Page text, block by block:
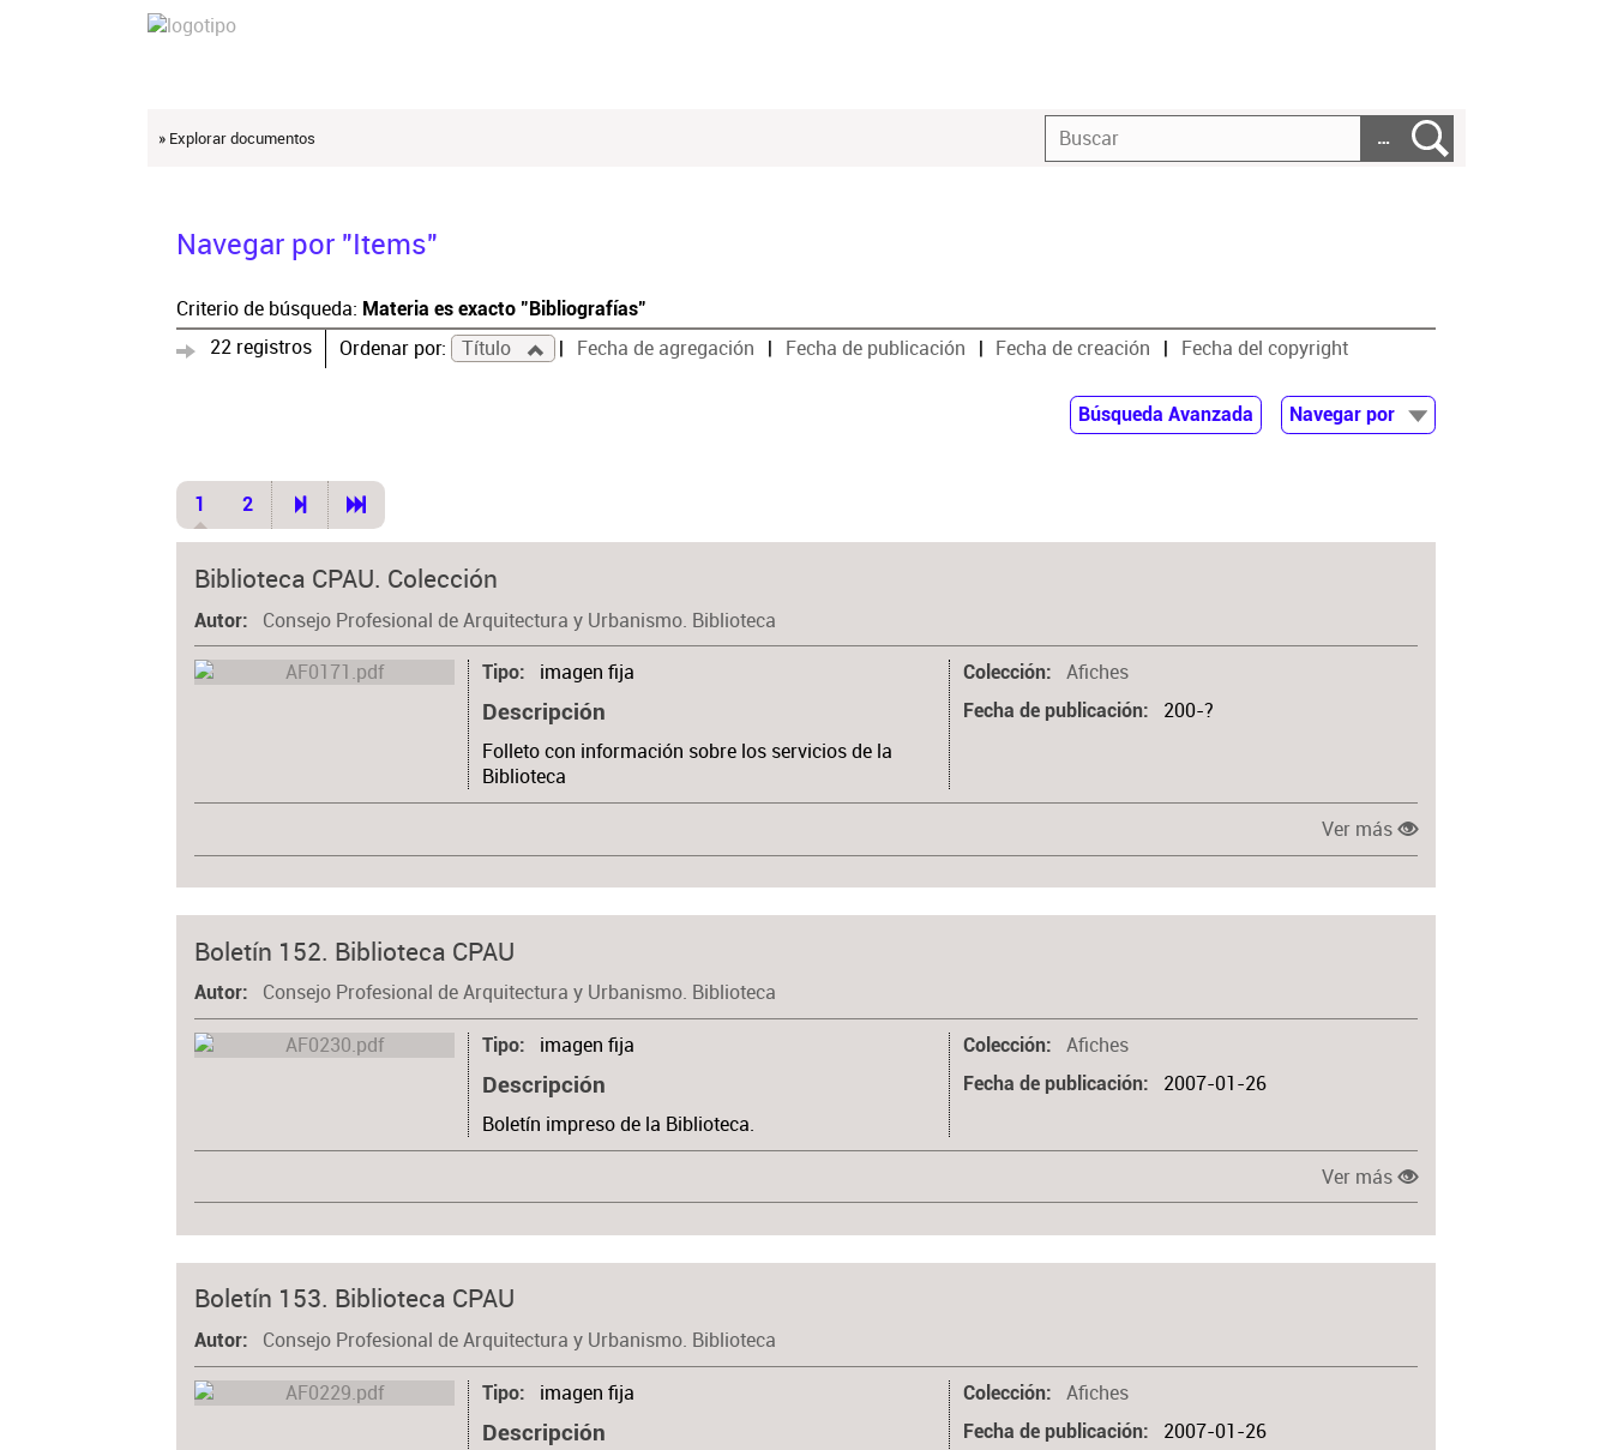
» Explorar documentos …
Navegar por "Items"
Criterio de búsqueda: Materia es exacto "Bibliografías"
22 registros Ordenar por: Título Fecha de agregación Fecha de publicación Fecha de creación Fecha del copyright
Búsqueda Avanzada
Navegar por
1 2
Biblioteca CPAU. Colección
Autor Consejo Profesional de Arquitectura y Urbanismo. Biblioteca
Tipo imagen fija
Descripción
Folleto con información sobre los servicios de la
Biblioteca
Colección Afiches
Fecha de publicación 200-?
Ver más
Boletín 152. Biblioteca CPAU
Autor Consejo Profesional de Arquitectura y Urbanismo. Biblioteca
Tipo imagen fija
Descripción
Boletín impreso de la Biblioteca.
Colección Afiches
Fecha de publicación 2007-01-26
Ver más
Boletín 153. Biblioteca CPAU
Autor Consejo Profesional de Arquitectura y Urbanismo. Biblioteca
Tipo imagen fija
Descripción
Colección Afiches
Fecha de publicación 2007-01-26